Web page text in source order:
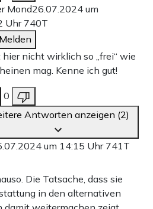
Mond26.07.2024 um
Uhr740T
Melden
hier nicht wirklich so „frei“ wie
mag. Kenne ich gut!
0
Antworten anzeigen (2)
um 14:15 Uhr 741T
Die Tatsache, dass sie
in den alternativen